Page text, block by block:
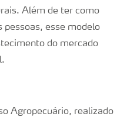
Além de ter como
pessoas, esse modelo
do mercado
Agropecuário, realizado